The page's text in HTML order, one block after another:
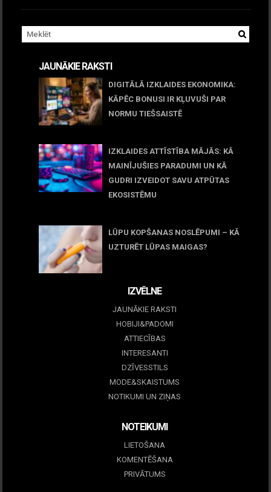
JAUNĀKIE RAKSTI
DIGITĀLĀ IZKLAIDES EKONOMIKA:
KĀPĒC BONUSI IR KĻUVUŠI PAR
NORMU TIEŠSAISTĒ
IZKLAIDES ATTĪSTĪBA MĀJĀS: KĀ
MAINĪJUŠIES PARADUMI UN KĀ
GUDRI IZVEIDOT SAVU ATPŪTAS
EKOSISTĒMU
LŪPU KOPŠANAS NOSLĒPUMI – KĀ
UZTURĒT LŪPAS MAIGAS?
IZVĒLNE
JAUNĀKIE RAKSTI
HOBIJI&PADOMI
ATTIECĪBAS
INTERESANTI
DZĪVESSTILS
MODE&SKAISTUMS
NOTIKUMI UN ZIŅAS
NOTEIKUMI
LIETOŠANA
KOMENTĒŠANA
PRIVĀTUMS